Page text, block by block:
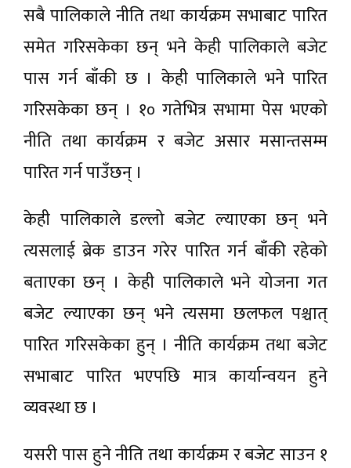
सबै पालिकाले नीति तथा कार्यक्रम सभाबाट पारित
समेत गरिसकेका छन् भने केही पालिकाले बजेट
पास गर्न बाँकी छ । केही पालिकाले भने पारित
गरिसकेका छन् । १० गतेभित्र सभामा पेस भएको
नीति तथा कार्यक्रम र बजेट असार मसान्तसम्म
पारित गर्न पाउँछन् ।
केही पालिकाले डल्लो बजेट ल्याएका छन् भने
त्यसलाई ब्रेक डाउन गरेर पारित गर्न बाँकी रहेको
बताएका छन् । केही पालिकाले भने योजना गत
बजेट ल्याएका छन् भने त्यसमा छलफल पश्चात्
पारित गरिसकेका हुन् । नीति कार्यक्रम तथा बजेट
सभाबाट पारित भएपछि मात्र कार्यान्वयन हुने
व्यवस्था छ ।
यसरी पास हुने नीति तथा कार्यक्रम र बजेट साउन १